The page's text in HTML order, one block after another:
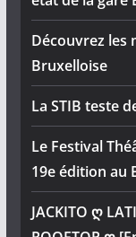
Découvrez les
Bruxelloise
La STIB teste
Le Festival
19e édition au
JACKITO ღ